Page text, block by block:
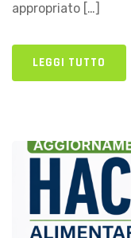
appropriato […]
LEGGI TUTTO